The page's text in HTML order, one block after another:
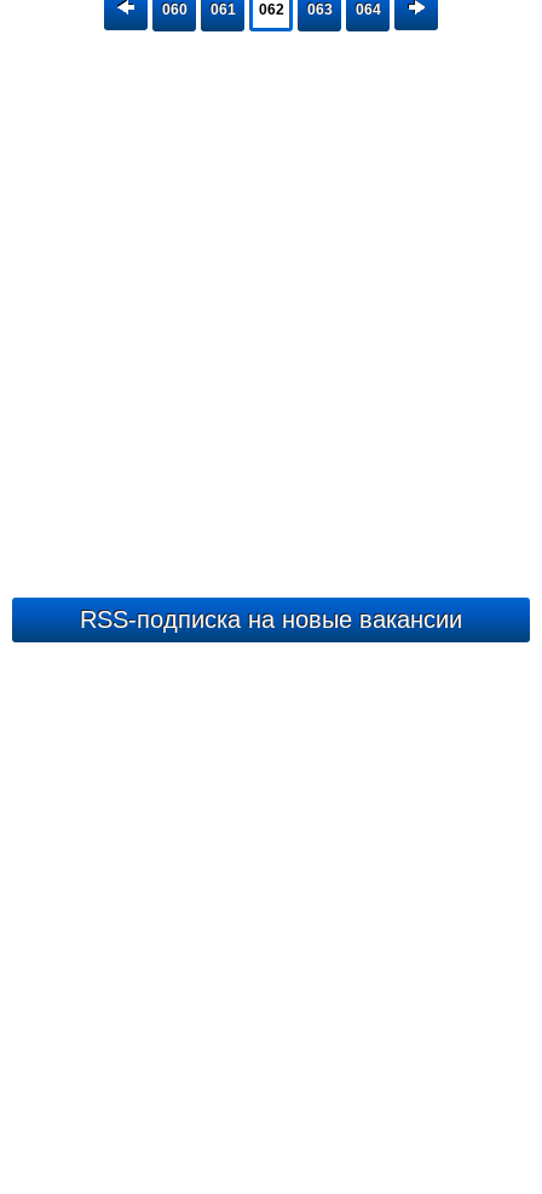
060 061 062 063 064
RSS-подписка на новые вакансии